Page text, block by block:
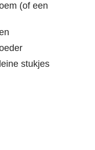
(of een
stukjes